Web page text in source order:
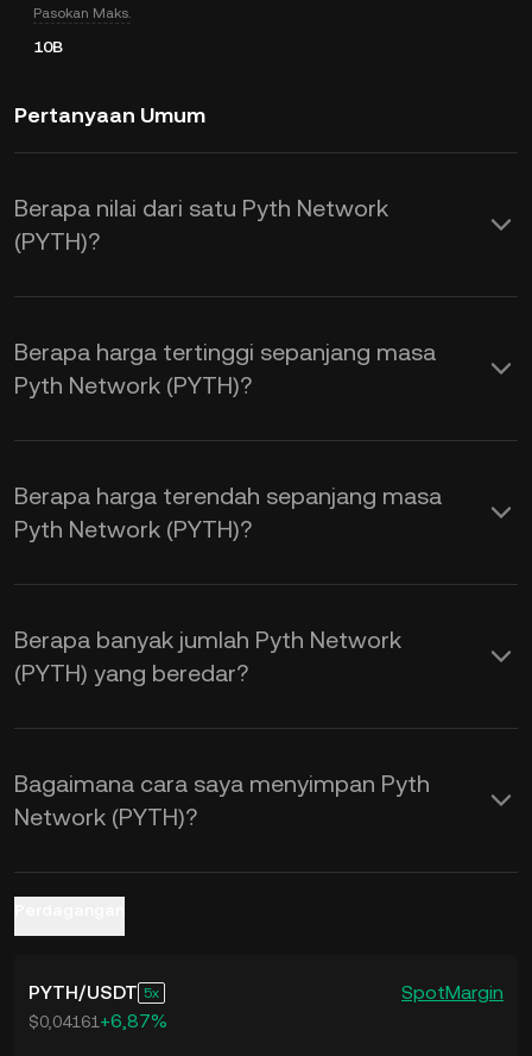
Pasokan Maks.
10B
Pertanyaan Umum
Berapa nilai dari satu Pyth Network
(PYTH)?
KuCoin menyediakan pembaruan harga
USD secara real time untuk Pyth
Network (PYTH). Harga Pyth Network
Gunakan Kalkulator KuCoin untuk
memperoleh kurs pertukaran
USDsecara real time.
Berapa harga tertinggi sepanjang masa
Pyth Network (PYTH)?
Berapa harga terendah sepanjang masa
Pyth Network (PYTH)?
Berapa banyak jumlah Pyth Network
(PYTH) yang beredar?
Bagaimana cara saya menyimpan Pyth
Network (PYTH)?
PYTH/USDT 5 SpotMargin
$0,04161 +6,87%